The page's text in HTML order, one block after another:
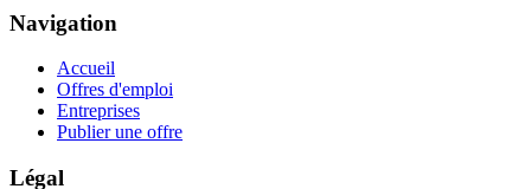
Navigation
Accueil
Offres d'emploi
Entreprises
Publier une offre
Légal